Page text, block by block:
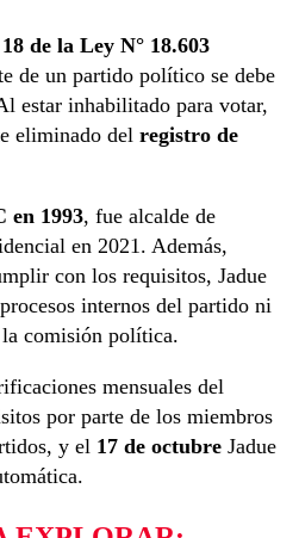
de la Ley N° 18.603
de un partido político se debe
estar inhabilitado para votar,
eliminado del registro de
en 1993, fue alcalde de
en 2021. Además,
con los requisitos, Jadue
internos del partido ni
comisión política.
mensuales del
por parte de los miembros
y el 17 de octubre Jadue